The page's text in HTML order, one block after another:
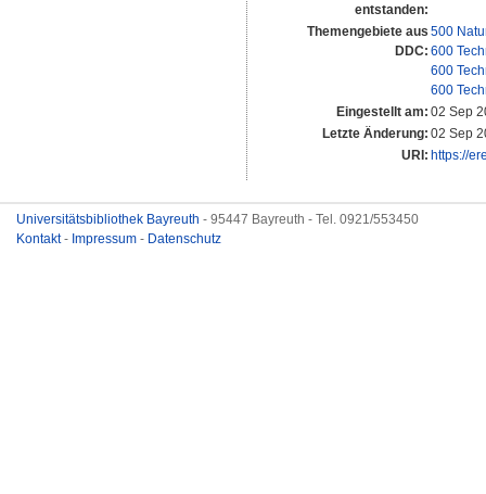
entstanden:
Themengebiete aus
DDC:
500
600
600
600
Eingestellt am: 02 Sep
Letzte Änderung: 02 Sep
URI: https://
Universitätsbibliothek Bayreuth - 95447 Bayreuth - Tel. 0921/553450
Kontakt- Impressum - Datenschutz